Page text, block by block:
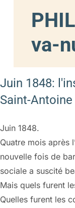
va-
Juin 1848:
Saint-Antoine
Juin 1848.
Quatre mois après
nouvelle fois de
sociale a suscité
Mais quels furent
Quelles furent les